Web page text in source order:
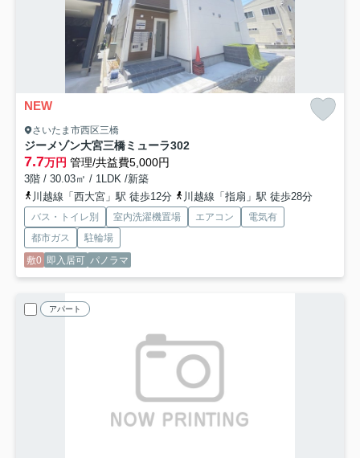
NEW
さいたま市西区三橋
ジーメゾン大宮三橋ミューラ302
7.7万円 管理/共益費5,000円
3階 / 30.03㎡ / 1LDK /新築
川越線「西大宮」駅 徒歩12分
川越線「指扇」駅 徒歩28分
バス・トイレ別 室内洗濯機置場 エアコン
電気有
都市ガス
駐輪場
敷0 即入居可 パノラマ
アパート